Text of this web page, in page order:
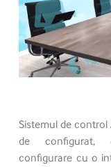
Sistemul de control
de configurat,
configurare cu o